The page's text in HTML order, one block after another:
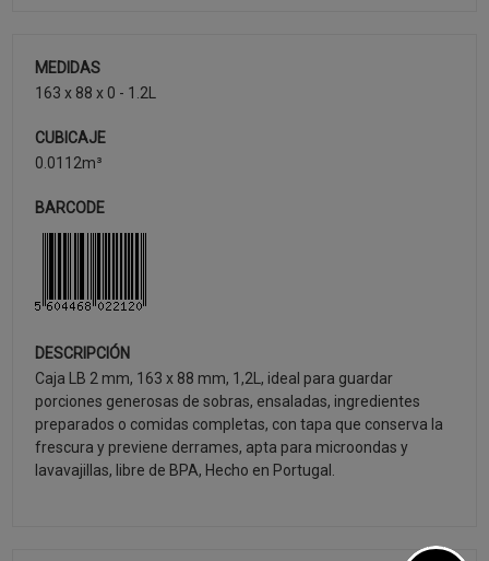
MEDIDAS
163 x 88 x 0 - 1.2L
CUBICAJE
0.0112m³
BARCODE
DESCRIPCIÓN
Caja LB 2 mm, 163 x 88 mm, 1,2L, ideal para guardar
porciones generosas de sobras, ensaladas, ingredientes
preparados o comidas completas, con tapa que conserva la
frescura y previene derrames, apta para microondas y
lavavajillas, libre de BPA, Hecho en Portugal.